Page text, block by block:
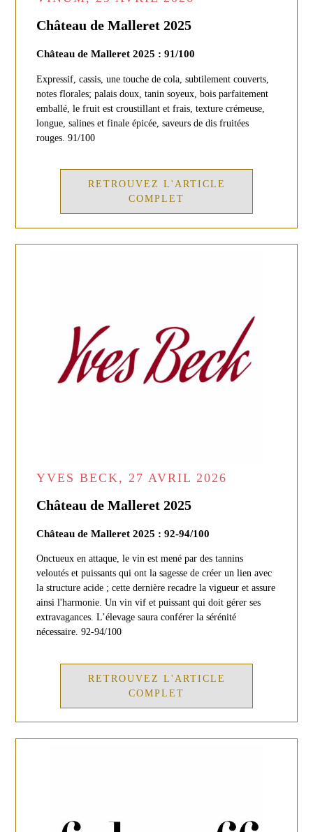
Château de Malleret 2025
Château de Malleret 2025 : 91/100
Expressif, cassis, une touche de cola, subtilement couverts,
notes florales; palais doux, tanin soyeux, bois parfaitement
emballé, le fruit est croustillant et frais, texture crémeuse,
longue, salines et finale épicée, saveurs de dis fruitées
rouges. 91/100
RETROUVEZ L'ARTICLE
COMPLET
YVES BECK, 27 AVRIL 2026
Château de Malleret 2025
Château de Malleret 2025 : 92-94/100
Onctueux en attaque, le vin est mené par des tannins
veloutés et puissants qui ont la sagesse de créer un lien avec
la structure acide ; cette dernière recadre la vigueur et assure
ainsi l'harmonie. Un vin vif et puissant qui doit gérer ses
extravagances. L’élevage saura conférer la sérénité
nécessaire. 92-94/100
RETROUVEZ L'ARTICLE
COMPLET